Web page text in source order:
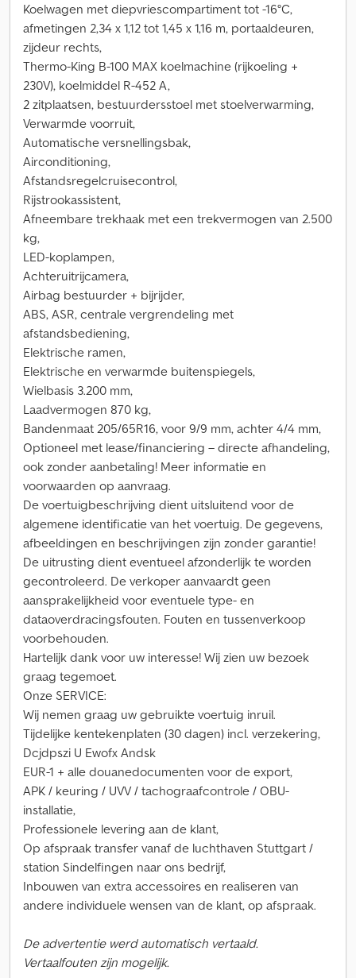
Koelwagen met diepvriescompartiment tot -16°C,
afmetingen 2,34 x 1,12 tot 1,45 x 1,16 m, portaaldeuren,
zijdeur rechts,
Thermo-King B-100 MAX koelmachine (rijkoeling +
230V), koelmiddel R-452 A,
2 zitplaatsen, bestuurdersstoel met stoelverwarming,
Verwarmde voorruit,
Automatische versnellingsbak,
Airconditioning,
Afstandsregelcruisecontrol,
Rijstrookassistent,
Afneembare trekhaak met een trekvermogen van 2.500
kg,
LED-koplampen,
Achteruitrijcamera,
Airbag bestuurder + bijrijder,
ABS, ASR, centrale vergrendeling met
afstandsbediening,
Elektrische ramen,
Elektrische en verwarmde buitenspiegels,
Wielbasis 3.200 mm,
Laadvermogen 870 kg,
Bandenmaat 205/65R16, voor 9/9 mm, achter 4/4 mm,
Optioneel met lease/financiering – directe afhandeling,
ook zonder aanbetaling! Meer informatie en
voorwaarden op aanvraag.
De voertuigbeschrijving dient uitsluitend voor de
algemene identificatie van het voertuig. De gegevens,
afbeeldingen en beschrijvingen zijn zonder garantie!
De uitrusting dient eventueel afzonderlijk te worden
gecontroleerd. De verkoper aanvaardt geen
aansprakelijkheid voor eventuele type- en
dataoverdracingsfouten. Fouten en tussenverkoop
voorbehouden.
Hartelijk dank voor uw interesse! Wij zien uw bezoek
graag tegemoet.
Onze SERVICE:
Wij nemen graag uw gebruikte voertuig inruil.
Tijdelijke kentekenplaten (30 dagen) incl. verzekering,
Dcjdpszi U Ewofx Andsk
EUR-1 + alle douanedocumenten voor de export,
APK / keuring / UVV / tachograafcontrole / OBU-
installatie,
Professionele levering aan de klant,
Op afspraak transfer vanaf de luchthaven Stuttgart /
station Sindelfingen naar ons bedrijf,
Inbouwen van extra accessoires en realiseren van
andere individuele wensen van de klant, op afspraak.
De advertentie werd automatisch vertaald.
Vertaalfouten zijn mogelijk.